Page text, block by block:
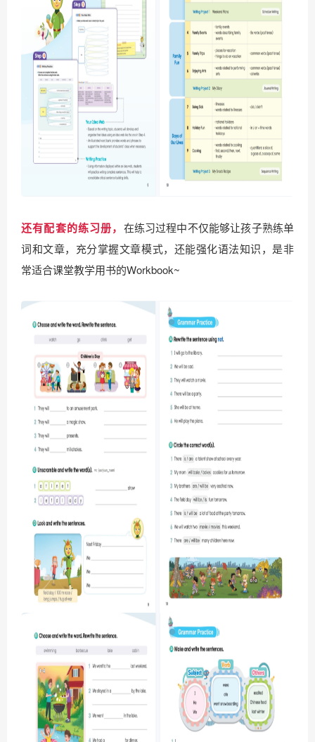
还有配套的练习册， 在练习过程中不仅能够让孩子熟练单
词和文章，充分掌握文章模式，还能强化语法知识，是非
常适合课堂教学用书的Workbook~